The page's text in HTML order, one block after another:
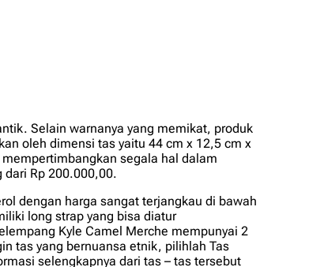
Selain warnanya yang memikat, produk
oleh dimensi tas yaitu 44 cm x 12,5 cm x
segala hal dalam
Rp 200.000,00.
dengan harga sangat terjangkau di bawah
long strap yang bisa diatur
Kyle Camel Merche mempunyai 2
tas yang bernuansa etnik, pilihlah Tas
selengkapnya dari tas – tas tersebut